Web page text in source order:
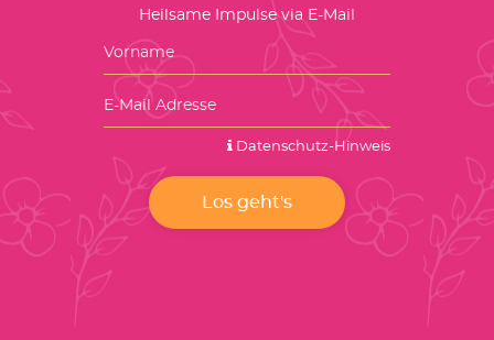
Heilsame Impulse via E-Mail
Datenschutz-Hinweis